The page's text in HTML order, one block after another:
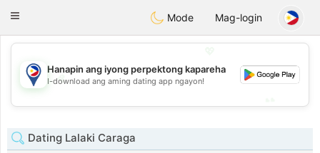
PhilippinesChat
Toggle
Mode Mag-login
💖
💕
Hanapin ang iyong perpektong kapareha
I-download ang aming dating app ngayon!
Dating Lalaki Caraga